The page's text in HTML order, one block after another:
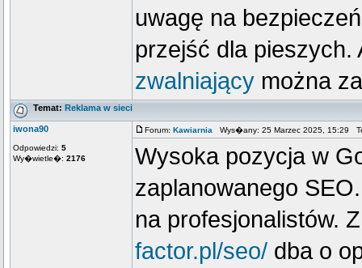
uwagę na
przejść dla pieszych.
zwalniający można
Temat: Reklama w sieci
iwona90
Odpowiedzi: 5
Wy�wietle�: 2176
Forum: Kawiarnia Wys�any: 25 Marzec 2025, 15:29
Wysoka pozycja w
zaplanowanego
na profesjonalistów.
factor.pl/seo/ dba o